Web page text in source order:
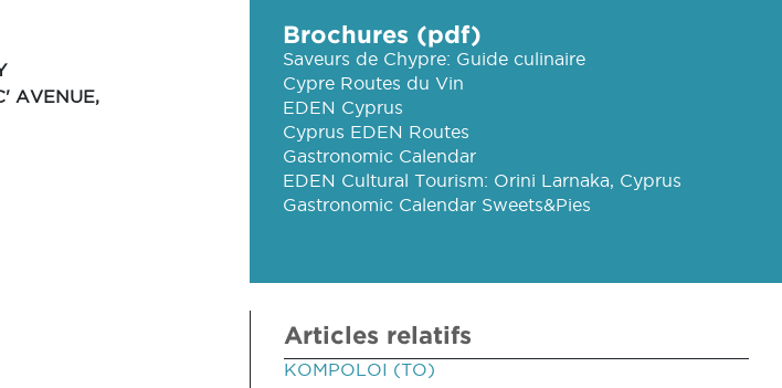
AVENUE,
Brochures (pdf)
Saveurs de Chypre: Guide culinaire
Cypre Routes du Vin
EDEN Cyprus
Cyprus EDEN Routes
Gastronomic Calendar
EDEN Cultural Tourism: Orini Larnaka, Cyprus
Gastronomic Calendar Sweets&Pies
Articles relatifs
KOMPOLOI (TO)